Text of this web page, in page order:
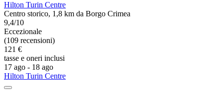
Hilton Turin Centre
Centro storico, 1,8 km da Borgo Crimea
9,4/10
Eccezionale
(109 recensioni)
121 €
tasse e oneri inclusi
17 ago - 18 ago
Hilton Turin Centre